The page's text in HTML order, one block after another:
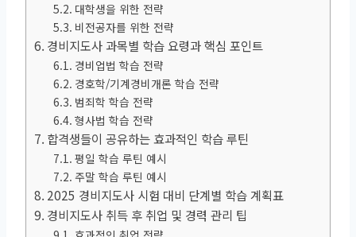
대학생을 위한 전략
비전공자를 위한 전략
경비지도사 과목별 학습 요령과 핵심 포인트
경비업법 학습 전략
경호학/기계경비개론 학습 전략
범죄학 학습 전략
형사법 학습 전략
합격생들이 공유하는 효과적인 학습 루틴
평일 학습 루틴 예시
주말 학습 루틴 예시
2025 경비지도사 시험 대비 단계별 학습 계획표
경비지도사 취득 후 취업 및 경력 관리 팁